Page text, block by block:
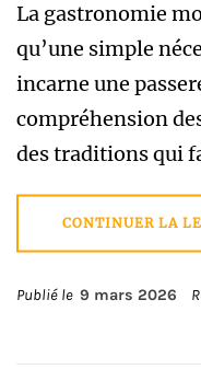
La gastronomie
qu’une simple
incarne une
compréhension
des traditions qui
CONTINUER LA
Publié le 9 mars 2026